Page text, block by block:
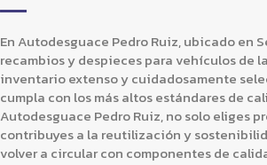
En Autodesguace Pedro Ruiz, ubicado en
recambios y despieces para vehículos de
inventario extenso y cuidadosamente
cumpla con los más altos estándares de
Autodesguace Pedro Ruiz, no solo eliges
contribuyes a la reutilización y
volver a circular con componentes de